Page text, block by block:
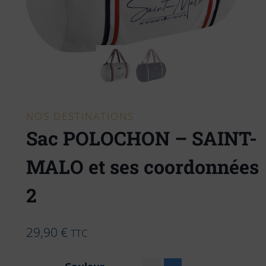
NOS DESTINATIONS
Sac POLOCHON – SAINT-
MALO et ses coordonnées
2
29,90 € TTC